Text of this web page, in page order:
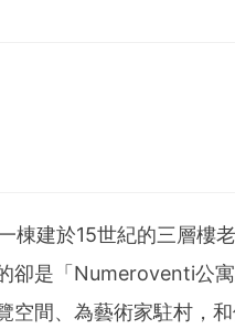
棟建於15世紀的三層樓
卻是「Numeroventi公
空間、為藝術家駐村，